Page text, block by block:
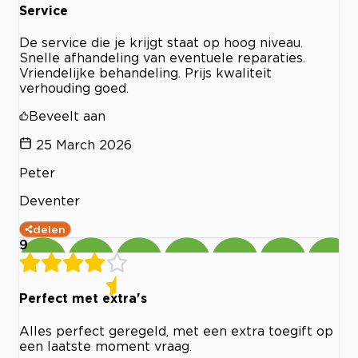
Service
De service die je krijgt staat op hoog niveau.
Snelle afhandeling van eventuele reparaties.
Vriendelijke behandeling. Prijs kwaliteit
verhouding goed.
Beveelt aan
25 March 2026
Peter
Deventer
delen
9
Perfect met extra's
Alles perfect geregeld, met een extra toegift op
een laatste moment vraag.